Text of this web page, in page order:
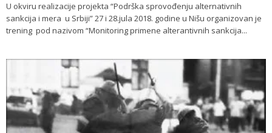
U okviru realizacije projekta “Podrška sprovođenju alternativnih
sankcija i mera u Srbiji” 27 i 28.jula 2018. godine u Nišu organizovan je
trening pod nazivom “Monitoring primene alterantivnih sankcija...